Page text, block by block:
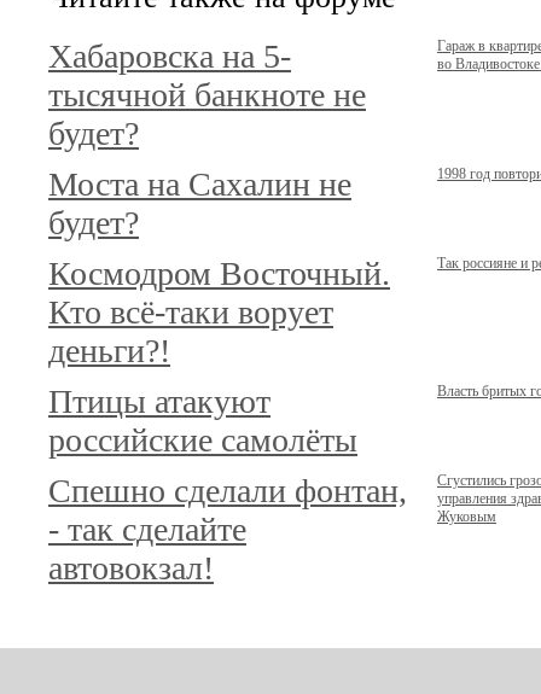
Хабаровска на 5-
тысячной банкноте не
будет?
Гараж в
во
Моста на Сахалин не
будет?
1998 год
Космодром Восточный.
Кто всё-таки ворует
деньги?!
Так россияне и
Птицы атакуют
российские самолёты
Власть бритых
Спешно сделали фонтан,
- так сделайте
автовокзал!
Сгустились
управления
Жуковым